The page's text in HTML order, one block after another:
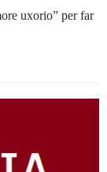
uxorio” per far